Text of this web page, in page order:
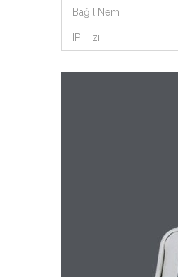
Bağıl Nem
IP Hızı